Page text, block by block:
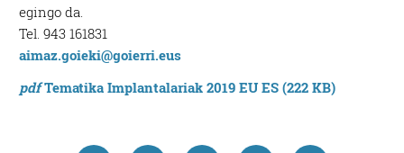
egingo da.
Tel. 943 161831
aimaz.goieki@goierri.eus
pdf Tematika Implantalariak 2019 EU ES (222 KB)